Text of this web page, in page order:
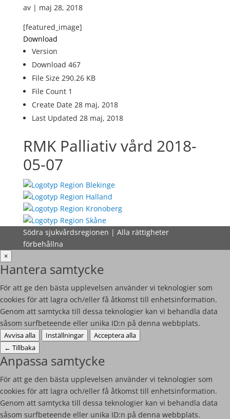
av | maj 28, 2018
[featured_image]
Download
Version
Download 467
File Size 290.26 KB
File Count 1
Create Date 28 maj, 2018
Last Updated 28 maj, 2018
RMK Palliativ vård 2018-
05-07
Södra sjukvårdsregionen | Alla rättigheter
förbehållna
×
Hantera samtycke
För att ge den bästa upplevelsen använder vi teknologier som
cookies för att lagra och/eller få åtkomst till enhetsinformation.
Genom att samtycka till dessa teknologier kan vi behandla data
såsom surfbeteende eller unika ID:n på denna webbplats.
Avvisa alla Inställningar
Acceptera alla
← Tillbaka
Anpassa samtycke
För att ge den bästa upplevelsen använder vi teknologier som
cookies för att lagra och/eller få åtkomst till enhetsinformation.
Genom att samtycka till dessa teknologier kan vi behandla data
såsom surfbeteende eller unika ID:n på denna webbplats.